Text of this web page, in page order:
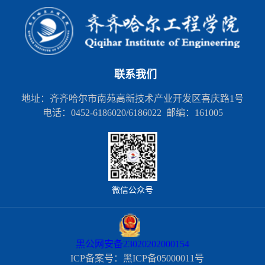
联系我们
地址：齐齐哈尔市南苑高新技术产业开发区喜庆路1号
电话：0452-6186020/6186022 邮编：161005
微信公众号
黑公网安备23020202000154
ICP备案号：黑ICP备05000011号